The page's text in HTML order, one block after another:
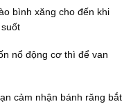
bình xăng cho đến khi
nổ động cơ thì để van
cảm nhận bánh răng bắt